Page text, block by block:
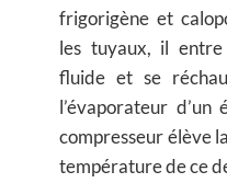
frigorigène et
les tuyaux, il entre
fluide et se
l’évaporateur
compresseur élève
température de ce